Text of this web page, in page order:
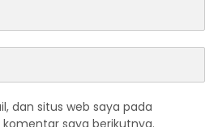
dan situs web saya pada